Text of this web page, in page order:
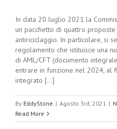
In data 20 luglio 2021 la
un pacchetto di quattro
antiriciclaggio. In particolare, si
regolamento che istituisce una
di AML/CFT (documento
entrare in funzione nel 2024, al
integrato [...]
By EddyStone | Agosto 3rd, 2021 |
Read More